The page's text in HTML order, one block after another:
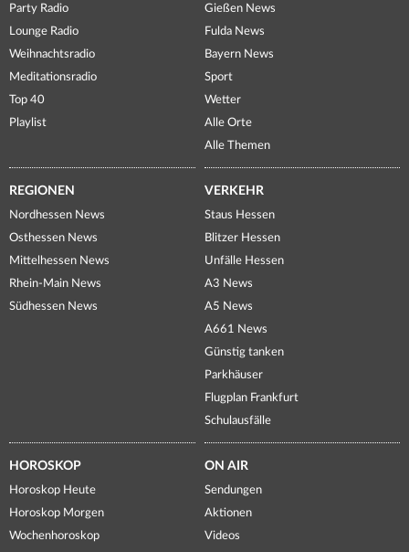
Party Radio
Lounge Radio
Weihnachtsradio
Meditationsradio
Top 40
Playlist
Gießen News
Fulda News
Bayern News
Sport
Wetter
Alle Orte
Alle Themen
REGIONEN
Nordhessen News
Osthessen News
Mittelhessen News
Rhein-Main News
Südhessen News
VERKEHR
Staus Hessen
Blitzer Hessen
Unfälle Hessen
A3 News
A5 News
A661 News
Günstig tanken
Parkhäuser
Flugplan Frankfurt
Schulausfälle
HOROSKOP
Horoskop Heute
Horoskop Morgen
Wochenhoroskop
ON AIR
Sendungen
Aktionen
Videos